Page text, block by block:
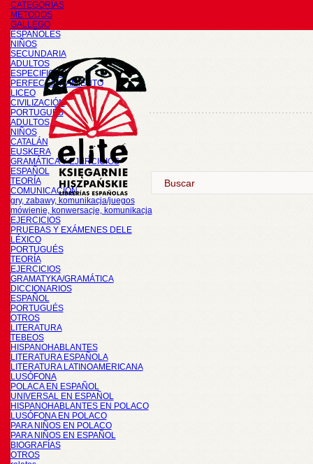
CATEGORÍAS
METODOS
GALLEGO
ESPAÑOLES
NIÑOS
SECUNDARIA
ADULTOS
ESPECIFICOS
PERFECCIONAMIENTO
LICEO
CIVILIZACIÓN
PORTUGUÉS
ADULTOS
NIÑOS
CATALÁN
EUSKERA
GRAMÁTICA Y EJERCICIOS
ESPAÑOL
TEORÍA
COMUNICACIÓN
gry, zabawy, komunikacja/juegos
mówienie, konwersacje, komunikacja
EJERCICIOS
PRUEBAS Y EXÁMENES DELE
LÉXICO
PORTUGUÉS
TEORÍA
EJERCICIOS
GRAMATYKA/GRAMÁTICA
DICCIONARIOS
ESPAÑOL
PORTUGUÉS
OTROS
LITERATURA
TEBEOS
HISPANOHABLANTES
LITERATURA ESPAÑOLA
LITERATURA LATINOAMERICANA
LUSÓFONA
POLACA EN ESPAÑOL
UNIVERSAL EN ESPAÑOL
HISPANOHABLANTES EN POLACO
LUSÓFONA EN POLACO
PARA NIÑOS EN POLACO
PARA NIÑOS EN ESPAÑOL
BIOGRAFÍAS
OTROS